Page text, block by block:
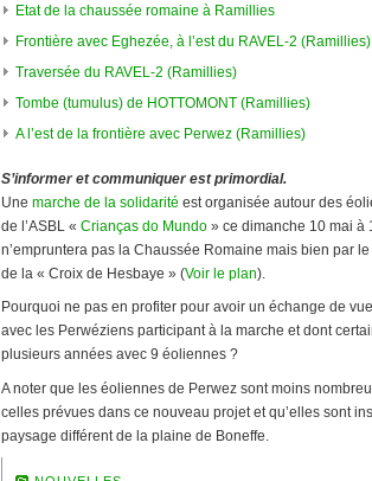
Etat de la chaussée romaine à Ramillies
Frontière avec Eghezée, à l’est du RAVEL-2 (Ramillies)
Traversée du RAVEL-2 (Ramillies)
Tombe (tumulus) de HOTTOMONT (Ramillies)
A l’est de la frontière avec Perwez (Ramillies)
S’informer et communiquer est primordial.
Une marche de la solidarité est organisée autour des
de l’ASBL « Crianças do Mundo » ce dimanche 10 mai à
n’empruntera pas la Chaussée Romaine mais bien par
de la « Croix de Hesbaye » (Voir le plan).
Pourquoi ne pas en profiter pour avoir un échange de
avec les Perwéziens participant à la marche et dont
plusieurs années avec 9 éoliennes ?
A noter que les éoliennes de Perwez sont moins
celles prévues dans ce nouveau projet et qu’elles sont
paysage différent de la plaine de Boneffe.